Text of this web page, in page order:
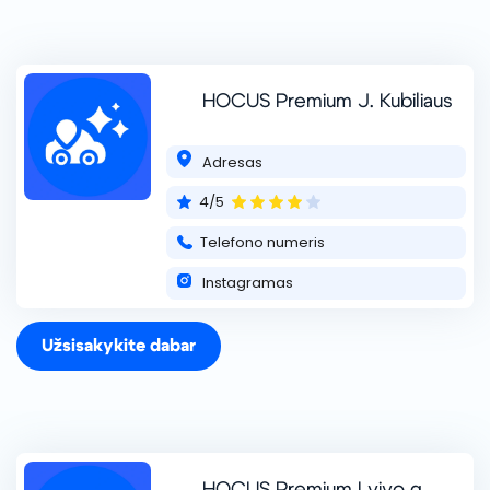
HOCUS Premium Forum Palace
Hocus – tai daugiau nei švaros centrai. Čia automobiliai
Nuo greito kasdienio plovimo iki išskirtinio „detailing“ –
+370 602 22000
HOCUS Premium J. Kubiliaus
Adresas
4/5
Telefono numeris
Instagramas
Užsisakykite dabar